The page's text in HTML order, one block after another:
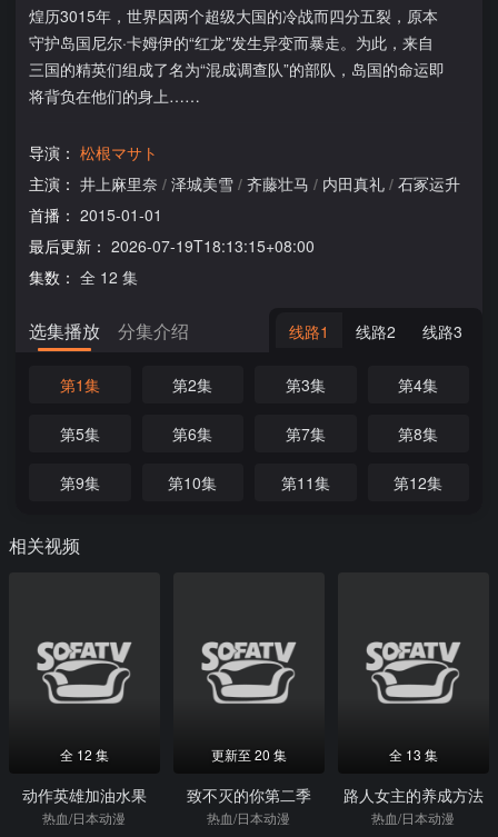
煌历3015年，世界因两个超级大国的冷战而四分五裂，原本
守护岛国尼尔·卡姆伊的“红龙”发生异变而暴走。为此，来自
三国的精英们组成了名为“混成调查队”的部队，岛国的命运即
将背负在他们的身上……
导演： 松根マサト
主演： 井上麻里奈 / 泽城美雪 / 齐藤壮马 / 内田真礼 / 石冢运升
首播： 2015-01-01
最后更新： 2026-07-19T18:13:15+08:00
集数： 全 12 集
选集播放 分集介绍 线路1 线路2 线路3
第1集 第2集 第3集 第4集
第5集 第6集 第7集 第8集
第9集 第10集 第11集 第12集
相关视频
全 12 集
动作英雄加油水果
热血/日本动漫
更新至 20 集
致不灭的你第二季
热血/日本动漫
全 13 集
路人女主的养成方法
热血/日本动漫